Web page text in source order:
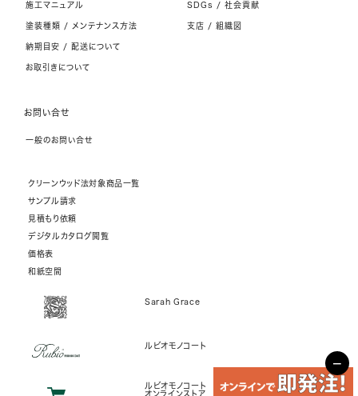
施工マニュアル
塗装種類 / メンテナンス方法
納期目安 / 配送について
お取引きについて
SDGs / 社会貢献
支店 / 組織図
お問い合せ
一般のお問い合せ
クリーンウッド法対象商品一覧
サンプル請求
見積もり依頼
デジタルカタログ閲覧
価格表
和紙空間
Sarah Grace
ルビオモノコート
ルビオモノコート
オンラインストア
−